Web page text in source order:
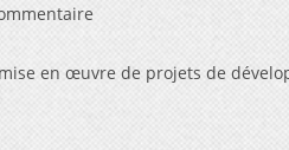
en œuvre de projets de